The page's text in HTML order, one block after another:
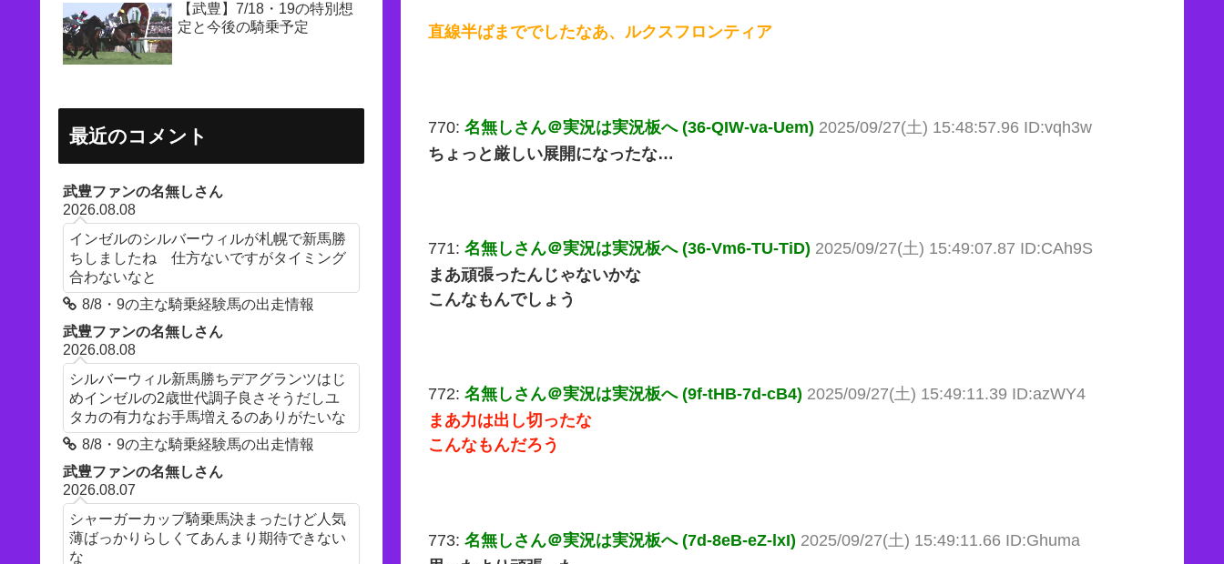
直線半ばまででしたなあ、ルクスフロンティア
770: 名無しさん＠実況は実況板へ (36-QIW-va-Uem) 2025/09/27(土) 15:48:57.96 ID:vqh3w
ちょっと厳しい展開になったな…
771: 名無しさん＠実況は実況板へ (36-Vm6-TU-TiD) 2025/09/27(土) 15:49:07.87 ID:CAh9S
まあ頑張ったんじゃないかな
こんなもんでしょう
772: 名無しさん＠実況は実況板へ (9f-tHB-7d-cB4) 2025/09/27(土) 15:49:11.39 ID:azWY4
まあ力は出し切ったな
こんなもんだろう
773: 名無しさん＠実況は実況板へ (7d-8eB-eZ-lxI) 2025/09/27(土) 15:49:11.66 ID:Ghuma
【武豊】7/18・19の特別想
定と今後の騎乗予定
最近のコメント
武豊ファンの名無しさん
2026.08.08
インゼルのシルバーウィルが札幌で新馬勝
ちしましたね 仕方ないですがタイミング
合わないなと
8/8・9の主な騎乗経験馬の出走情報
武豊ファンの名無しさん
2026.08.08
シルバーウィル新馬勝ちデアグランツはじ
めインゼルの2歳世代調子良さそうだしユ
タカの有力なお手馬増えるのありがたいな
8/8・9の主な騎乗経験馬の出走情報
武豊ファンの名無しさん
2026.08.07
シャーガーカップ騎乗馬決まったけど人気
薄ばっかりらしくてあんまり期待できない
な